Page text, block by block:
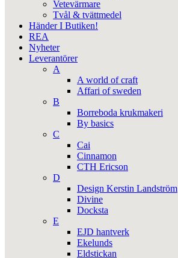
Vetevärmare
Tvål & tvättmedel
Händer I Butiken!
REA
Nyheter
Leverantörer
A
A world of craft
Affari of sweden
B
Borreboda krukmakeri
By basics
C
Cai
Cinnamon
CTH Ericson
D
Design Kerstin Landström
Divine
Docksta
E
EJD hantverk
Ekelunds
Eldstickan